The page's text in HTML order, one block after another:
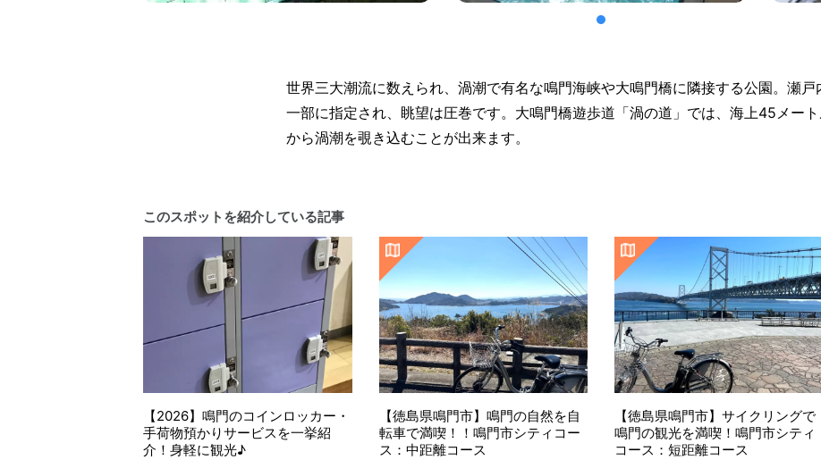
世界三大潮流に数えられ、渦潮で有名な鳴門海峡や大鳴門橋に隣接する公園。瀬戸
一部に指定され、眺望は圧巻です。大鳴門橋遊歩道「渦の道」では、海上45メー
から渦潮を覗き込むことが出来ます。
このスポットを紹介している記事
【2026】鳴門のコインロッカー・
手荷物預かりサービスを一挙紹
介！身軽に観光♪
【徳島県鳴門市】鳴門の自然を自
転車で満喫！！鳴門市シティコー
ス：中距離コース
【徳島県鳴門市】サイクリングで
鳴門の観光を満喫！鳴門市シティ
コース：短距離コース